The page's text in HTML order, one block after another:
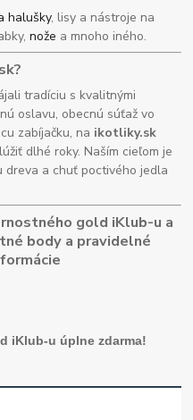
halušky, lisy a nástroje na
nože a mnoho iného.
tradíciu s kvalitnými
oslavu, obecnú súťaž vo
zabíjačku, na ikotliky.sk
dlhé roky. Naším cieľom je
dreva a chuť poctivého jedla
gold iKlub-u a
body a pravidelné
iKlub-u úplne zdarma!